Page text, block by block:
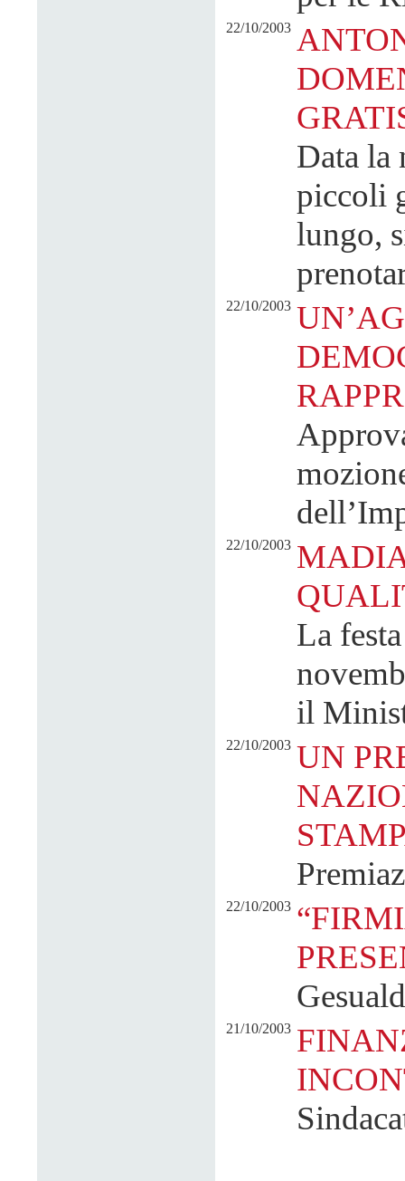
22/10/2003
Data la
piccoli
lungo,
22/10/2003
22/10/2003
La
il
22/10/2003 UN
22/10/2003
21/10/2003